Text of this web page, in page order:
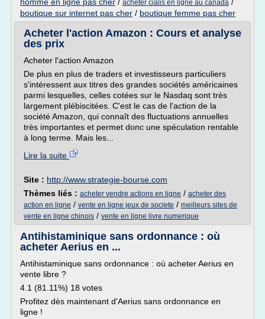
acheter cialis en ligne au canada
boutique sur internet pas cher / boutique femme pas cher
Acheter l'action Amazon : Cours et analyse
des prix
Acheter l'action Amazon
De plus en plus de traders et investisseurs particuliers
s'intéressent aux titres des grandes sociétés américaines
parmi lesquelles, celles cotées sur le Nasdaq sont très
largement plébiscitées. C'est le cas de l'action de la
société Amazon, qui connaît des fluctuations annuelles
très importantes et permet donc une spéculation rentable
à long terme. Mais les...
Lire la suite
Site : http://www.strategie-bourse.com
Thèmes liés : acheter vendre actions en ligne / acheter des
action en ligne / vente en ligne jeux de societe / meilleurs sites de
vente en ligne chinois / vente en ligne livre numerique
Antihistaminique sans ordonnance : où
acheter Aerius en ...
Antihistaminique sans ordonnance : où acheter Aerius en
vente libre ?
4.1 (81.11%) 18 votes
Profitez dès maintenant d'Aerius sans ordonnance en
ligne !